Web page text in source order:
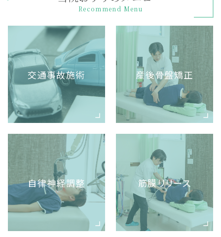
Recommend Menu
交通事故施術 産後骨盤矯正
自律神経調整 筋膜リリース